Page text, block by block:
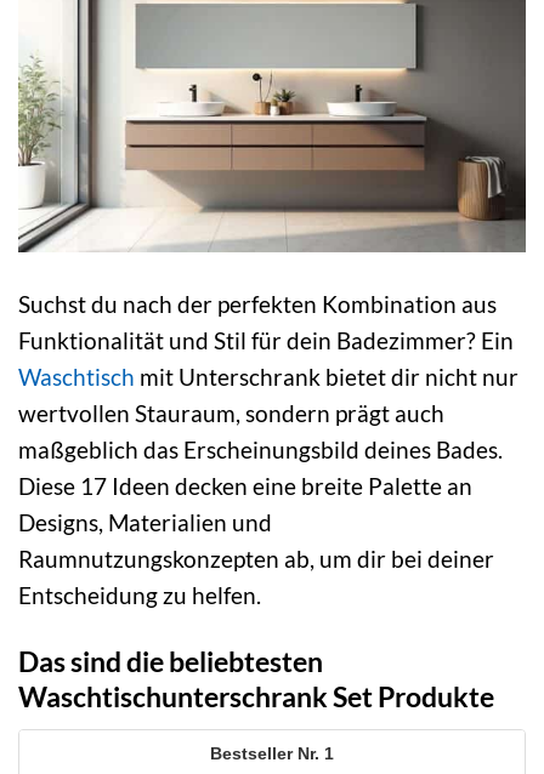
Suchst du nach der perfekten Kombination aus
Funktionalität und Stil für dein Badezimmer? Ein
Waschtisch mit Unterschrank bietet dir nicht nur
wertvollen Stauraum, sondern prägt auch
maßgeblich das Erscheinungsbild deines Bades.
Diese 17 Ideen decken eine breite Palette an
Designs, Materialien und
Raumnutzungskonzepten ab, um dir bei deiner
Entscheidung zu helfen.
Das sind die beliebtesten
Waschtischunterschrank Set Produkte
1